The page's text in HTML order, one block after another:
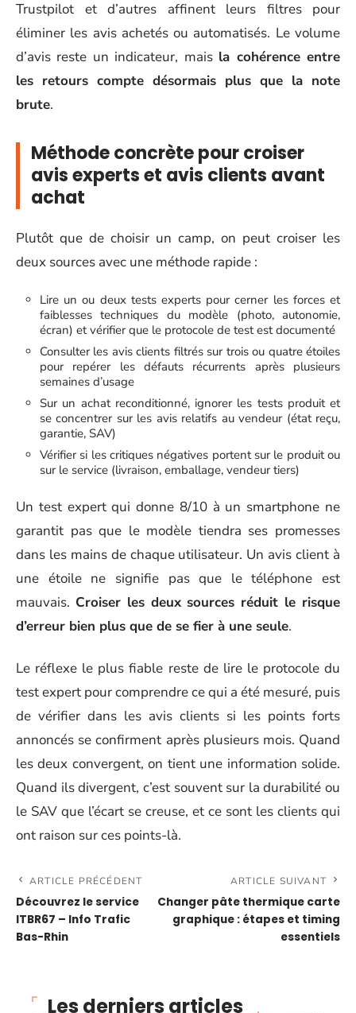
Trustpilot et d’autres affinent leurs filtres pour
éliminer les avis achetés ou automatisés. Le volume
d’avis reste un indicateur, mais la cohérence entre
les retours compte désormais plus que la note
brute.
Méthode concrète pour croiser
avis experts et avis clients avant
achat
Plutôt que de choisir un camp, on peut croiser les
deux sources avec une méthode rapide :
Lire un ou deux tests experts pour cerner les forces et
faiblesses techniques du modèle (photo, autonomie,
écran) et vérifier que le protocole de test est documenté
Consulter les avis clients filtrés sur trois ou quatre étoiles
pour repérer les défauts récurrents après plusieurs
semaines d’usage
Sur un achat reconditionné, ignorer les tests produit et
se concentrer sur les avis relatifs au vendeur (état reçu,
garantie, SAV)
Vérifier si les critiques négatives portent sur le produit ou
sur le service (livraison, emballage, vendeur tiers)
Un test expert qui donne 8/10 à un smartphone ne
garantit pas que le modèle tiendra ses promesses
dans les mains de chaque utilisateur. Un avis client à
une étoile ne signifie pas que le téléphone est
mauvais. Croiser les deux sources réduit le risque
d’erreur bien plus que de se fier à une seule.
Le réflexe le plus fiable reste de lire le protocole du
test expert pour comprendre ce qui a été mesuré, puis
de vérifier dans les avis clients si les points forts
annoncés se confirment après plusieurs mois. Quand
les deux convergent, on tient une information solide.
Quand ils divergent, c’est souvent sur la durabilité ou
le SAV que l’écart se creuse, et ce sont les clients qui
ont raison sur ces points-là.
ARTICLE PRÉCÉDENT
Découvrez le service
ITBR67 – Info Trafic
Bas-Rhin
ARTICLE SUIVANT
Changer pâte thermique carte
graphique : étapes et timing
essentiels
Les derniers articles